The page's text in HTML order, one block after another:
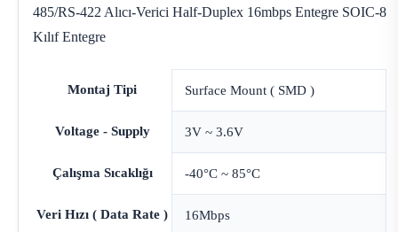
485/RS-422 Alıcı-Verici Half-Duplex 16mbps Entegre SOIC-8
Kılıf Entegre
Montaj Tipi Surface Mount ( SMD )
Voltage - Supply 3V ~ 3.6V
Çalışma Sıcaklığı -40°C ~ 85°C
Veri Hızı ( Data Rate ) 16Mbps